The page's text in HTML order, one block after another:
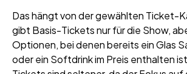
Das hängt von der gewählten Ticket-
gibt Basis-Tickets nur für die Show,
Optionen, bei denen bereits ein Glas
oder ein Softdrink im Preis enthalten